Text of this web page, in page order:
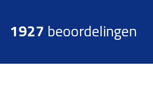
1927 beoordelingen